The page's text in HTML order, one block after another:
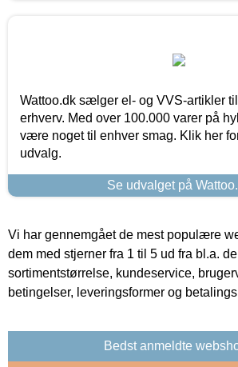
Wattoo.dk sælger el- og VVS-artikler
erhverv. Med over 100.000 varer på
være noget til enhver smag. Klik her
udvalg.
Se udvalget på
Vi har gennemgået de mest populære
dem med stjerner fra 1 til 5 ud fra bl.a.
sortimentstørrelse, kundeservice,
betingelser, leveringsformer og
Bedst anmeldte